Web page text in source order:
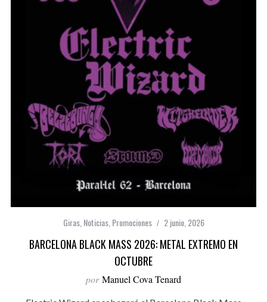
Giras, Noticias, Promociones 2 junio, 2026
BARCELONA BLACK MASS 2026: METAL EXTREMO EN
OCTUBRE
por Manuel Cova Tenard